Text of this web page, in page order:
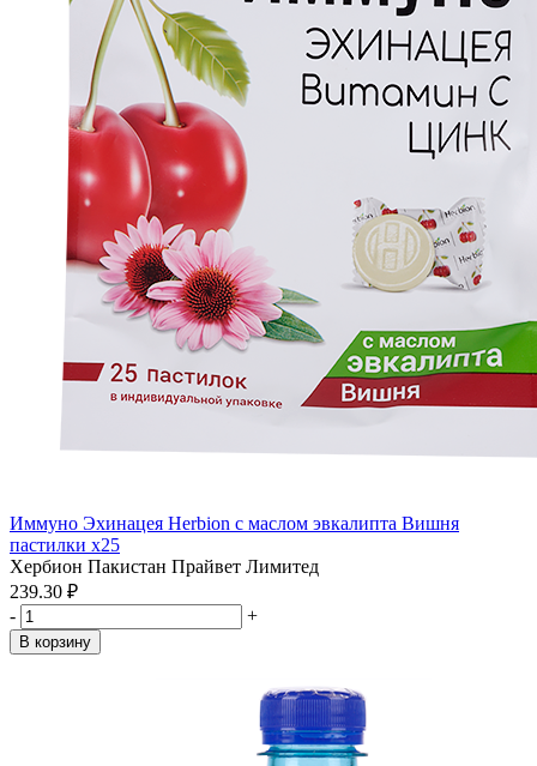
Иммуно Эхинацея Herbion с маслом эвкалипта Вишня
пастилки x25
Хербион Пакистан Прайвет Лимитед
239.30 ₽
-
+
В корзину